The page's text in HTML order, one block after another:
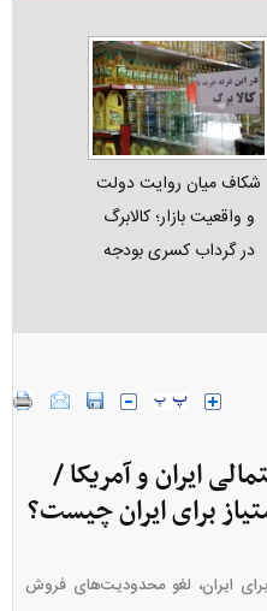
شکاف میان روایت دولت
و واقعیت بازار؛ کالابرگ
در گرداب کسری بودجه
ایران و آمریکا /
برای ایران چیست؟
ایران، لغو محدودیت‌های فروش